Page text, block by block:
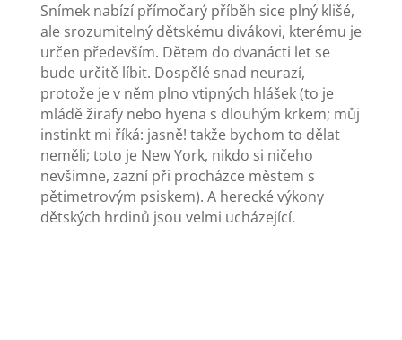
Snímek nabízí přímočarý příběh sice plný klišé,
ale srozumitelný dětskému divákovi, kterému je
určen především. Dětem do dvanácti let se
bude určitě líbit. Dospělé snad neurazí,
protože je v něm plno vtipných hlášek (to je
mládě žirafy nebo hyena s dlouhým krkem; můj
instinkt mi říká: jasně! takže bychom to dělat
neměli; toto je New York, nikdo si ničeho
nevšimne, zazní při procházce městem s
pětimetrovým psiskem). A herecké výkony
dětských hrdinů jsou velmi ucházející.